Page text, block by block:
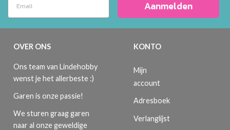
Aanmelden
OVER ONS
Ons team van Lindehobby
wenst je het allerbeste :)
Garen is onze passie!
We sturen graag garen
naar al onze geweldige
KONTO
Mijn
account
Adresboek
Verlanglijst